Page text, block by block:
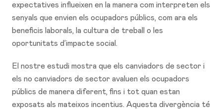
expectatives influeixen en la manera com interpreten els
senyals que envien els ocupadors públics, com ara els
beneficis laborals, la cultura de treball o les
oportunitats d’impacte social.
El nostre estudi mostra que els canviadors de sector i
els no canviadors de sector avaluen els ocupadors
públics de manera diferent, fins i tot quan estan
exposats als mateixos incentius. Aquesta divergència té